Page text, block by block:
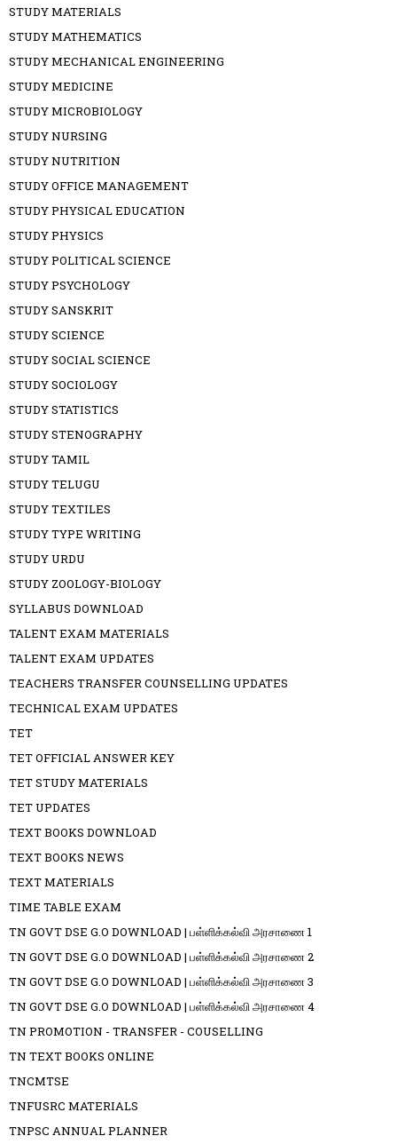
STUDY MATERIALS
STUDY MATHEMATICS
STUDY MECHANICAL ENGINEERING
STUDY MEDICINE
STUDY MICROBIOLOGY
STUDY NURSING
STUDY NUTRITION
STUDY OFFICE MANAGEMENT
STUDY PHYSICAL EDUCATION
STUDY PHYSICS
STUDY POLITICAL SCIENCE
STUDY PSYCHOLOGY
STUDY SANSKRIT
STUDY SCIENCE
STUDY SOCIAL SCIENCE
STUDY SOCIOLOGY
STUDY STATISTICS
STUDY STENOGRAPHY
STUDY TAMIL
STUDY TELUGU
STUDY TEXTILES
STUDY TYPE WRITING
STUDY URDU
STUDY ZOOLOGY-BIOLOGY
SYLLABUS DOWNLOAD
TALENT EXAM MATERIALS
TALENT EXAM UPDATES
TEACHERS TRANSFER COUNSELLING UPDATES
TECHNICAL EXAM UPDATES
TET
TET OFFICIAL ANSWER KEY
TET STUDY MATERIALS
TET UPDATES
TEXT BOOKS DOWNLOAD
TEXT BOOKS NEWS
TEXT MATERIALS
TIME TABLE EXAM
TN GOVT DSE G.O DOWNLOAD | பள்ளிக்கல்வி அரசாணை 1
TN GOVT DSE G.O DOWNLOAD | பள்ளிக்கல்வி அரசாணை 2
TN GOVT DSE G.O DOWNLOAD | பள்ளிக்கல்வி அரசாணை 3
TN GOVT DSE G.O DOWNLOAD | பள்ளிக்கல்வி அரசாணை 4
TN PROMOTION - TRANSFER - COUSELLING
TN TEXT BOOKS ONLINE
TNCMTSE
TNFUSRC MATERIALS
TNPSC ANNUAL PLANNER